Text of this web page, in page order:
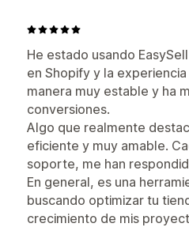
He estado usando
en Shopify y la
manera muy estable y ha
conversiones.
Algo que realmente
eficiente y muy amable.
soporte, me han
En general, es una
buscando optimizar tu
crecimiento de mis